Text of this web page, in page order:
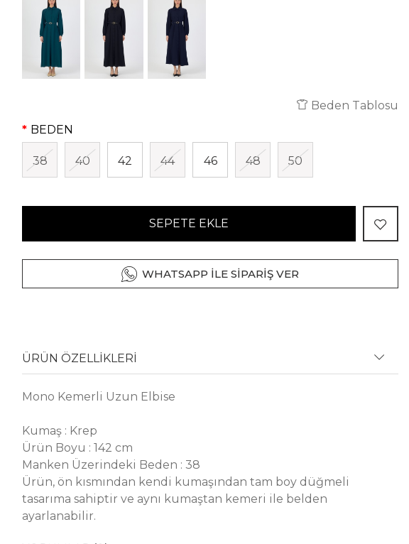
Beden Tablosu
BEDEN
38 40 42 44 46 48 50
SEPETE EKLE
WHATSAPP İLE SİPARİŞ VER
ÜRÜN ÖZELLİKLERİ
Mono Kemerli Uzun Elbise
Kumaş : Krep
Ürün Boyu : 142 cm
Manken Üzerindeki Beden : 38
Ürün, ön kısmından kendi kumaşından tam boy düğmeli
tasarıma sahiptir ve aynı kumaştan kemeri ile belden
ayarlanabilir.